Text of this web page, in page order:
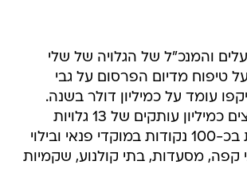
והמנכ"ל של הגלויה של שלי
טיפוח מדיום הפרסום על גבי
עומד על כמיליון דולר בשנה.
בכל חודש מופצים כמיליון עותקים של 13 גלויות
שונות המופצות בכ-100 נקודות במוקדי פנאי ובילוי
קפה, מסעדות, בתי קולנוע, שקמיות